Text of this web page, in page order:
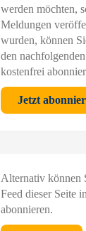
werden möchten,
Meldungen
wurden, können
den
kostenfrei
Jetzt
Alternativ können
Feed dieser Seite
abonnieren.